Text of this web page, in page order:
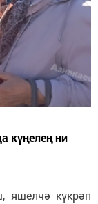
күңелең ни
яшелчә күкрәп